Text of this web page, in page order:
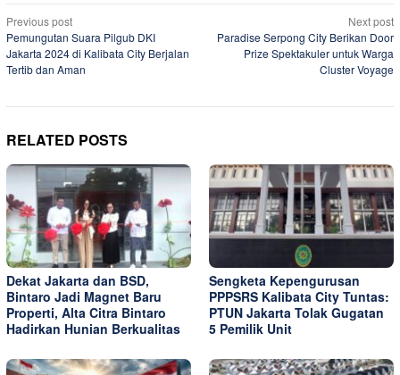
Post
navigation
Previous post
Pemungutan Suara Pilgub DKI
Jakarta 2024 di Kalibata City Berjalan
Tertib dan Aman
Next post
Paradise Serpong City Berikan Door
Prize Spektakuler untuk Warga
Cluster Voyage
RELATED POSTS
Dekat Jakarta dan BSD,
Bintaro Jadi Magnet Baru
Properti, Alta Citra Bintaro
Hadirkan Hunian Berkualitas
Sengketa Kepengurusan
PPPSRS Kalibata City Tuntas:
PTUN Jakarta Tolak Gugatan
5 Pemilik Unit